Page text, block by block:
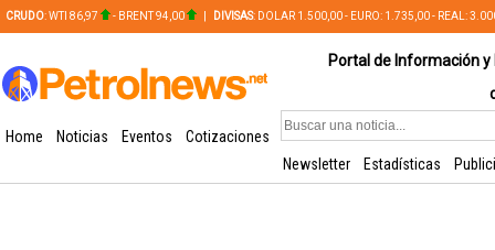
CRUDO: WTI 86,97 - BRENT 94,00 DIVISAS: DOLAR 1.500,00 - EURO: 1.735,00 - REAL:
Portal de Información
Home Noticias Eventos
Cotizaciones
Newsletter
Estadísticas